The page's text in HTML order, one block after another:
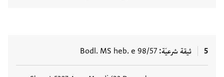
5 ثيقة شرعيّة Bodl. MS heb. e 98/57